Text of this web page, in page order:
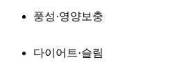
풍성·영양보충
다이어트·슬림